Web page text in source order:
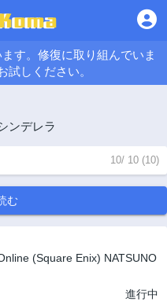
す。修復に取り組んでいま
試しください。
10/ 10 (10)
む
(Square Enix) NATSUNO
進行中